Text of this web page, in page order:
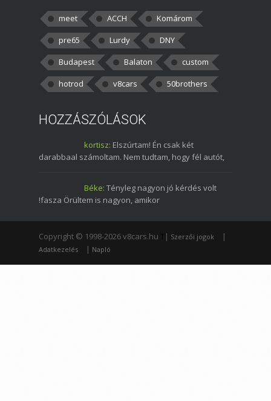
meet ACCH
Komárom
pre65
Lurdy
DNY
Budapest
Balaton
custom
hotrod
v8cars 50brothers
HOZZÁSZÓLÁSOK
kortisz: Elszúrtam! Én csak két
darabbaal számoltam. Nem tudtam, hogy fél autót,
Béke: Tényleg nagyon jó kérdés volt
!fasza Örültem is nagyon, amikor
Copyright © 1998-2026 v8cars.hu | Szerzői jogok |
Adatkezelés | Napló